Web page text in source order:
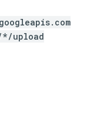
*/upload